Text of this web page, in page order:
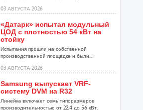
03 АВГУСТА 2026
«Датарк» испытал модульный
ЦОД с плотностью 54 кВт на
стойку
Испытания прошли на собственной
производственной площадке и были...
03 АВГУСТА 2026
Samsung выпускает VRF-
систему DVM на R32
Линейка включает семь типоразмеров
производительностью от 22,4 до 56 кВт.